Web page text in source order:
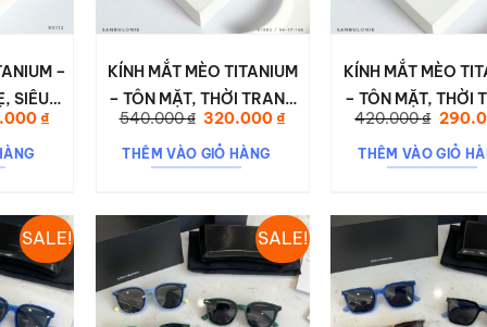
–
SIÊU
₫.
₫Giá
KÍNH MẮT MÈO TITANIUM
– TÔN MẶT, THỜI TRANG
51002
540.000₫ Giá
là:
540.000 ₫.
320.000₫Giá
THÊM VÀO GIỎ HÀNG
KÍNH MẮT MÈO
– TÔN MẶT, THỜI
51003
420.000₫ Giá
là:
THÊM VÀO GIỎ
SALE! SALE!